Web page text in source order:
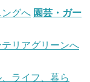
園芸・ガー